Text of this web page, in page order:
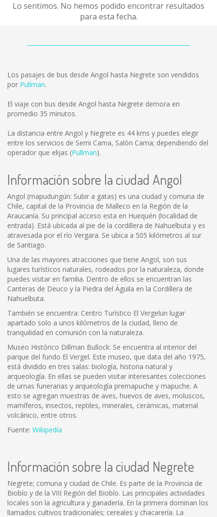
Lo sentimos. No hemos podido encontrar resultados
para esta fecha.
Los pasajes de bus desde Angol hasta Negrete son vendidos
por Pullman.
El viaje con bus desde Angol hasta Negrete demora en
promedio 35 minutos.
La distancia entre Angol y Negrete es 44 kms y puedes elegir
entre los servicios de Semi Cama, Salón Cama; dependiendo del
operador que elijas (Pullman).
Información sobre la ciudad Angol
Angol (mapudungún: Subir a gatas) es una ciudad y comuna de
Chile, capital de la Provincia de Malleco en la Región de la
Araucanía. Su principal acceso esta en Huequén (localidad de
entrada). Está ubicada al pie de la cordillera de Nahuelbuta y es
atravesada por el río Vergara. Se ubica a 505 kilómetros al sur
de Santiago.
Una de las mayores atracciones que tiene Angol, son sus
lugares turísticos naturales, rodeados por la naturaleza, donde
puedes visitar en familia. Dentro de ellos se encuentran las
Canteras de Deuco y la Piedra del Águila en la Cordillera de
Nahuelbuta.
También se encuentra: Centro Turístico El Vergelun lugar
apartado solo a unos kilómetros de la ciudad, lleno de
tranquilidad en comunión con la naturaleza.
Museo Histórico Dillman Bullock: Se encuentra al interior del
parque del fundo El Vergel. Este museo, que data del año 1975,
está dividido en tres salas: biología, historia natural y
arqueología. En ellas se pueden visitar interesantes colecciones
de urnas funerarias y arqueología premapuche y mapuche. A
esto se agregan muestras de aves, huevos de aves, moluscos,
mamíferos, insectos, reptiles, minerales, cerámicas, material
volcánico, entre otros.
Fuente: Wikipedia
Información sobre la ciudad Negrete
Negrete; comuna y ciudad de Chile. Es parte de la Provincia de
Biobío y de la VIII Región del Biobío. Las principales actividades
locales son la agricultura y ganadería. En la primera dominan los
llamados cultivos tradicionales; cereales y chacarería. La